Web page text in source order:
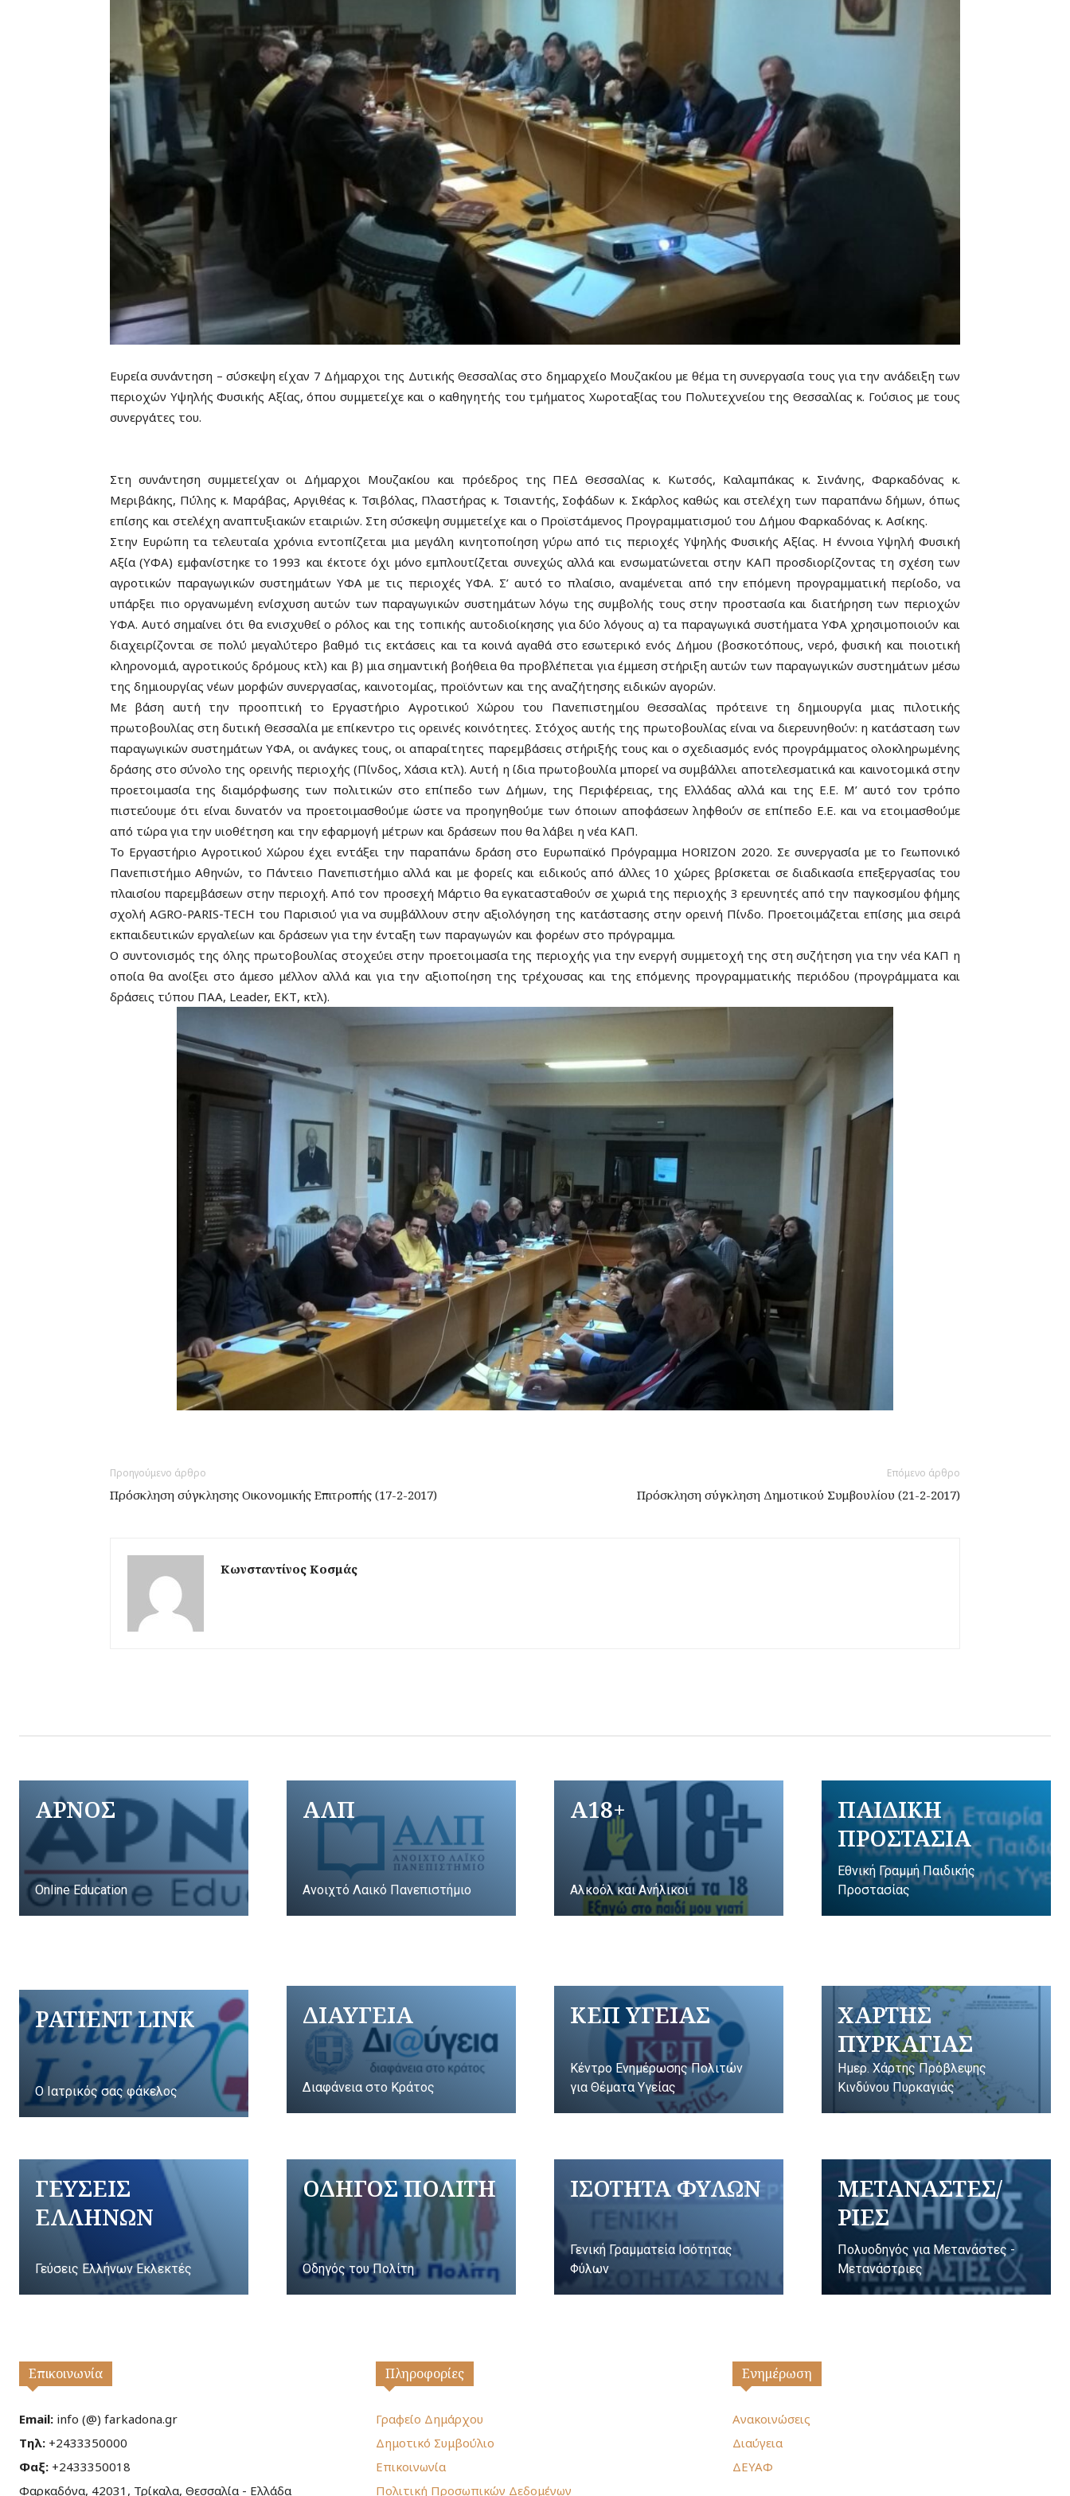
Ευρεία συνάντηση – σύσκεψη είχαν 7 Δήμαρχοι της Δυτικής Θεσσαλίας στο δημαρχείο Μουζακίου με θέμα τη συνεργασία τους για την ανάδειξη των
περιοχών Υψηλής Φυσικής Αξίας, όπου συμμετείχε και ο καθηγητής του τμήματος Χωροταξίας του Πολυτεχνείου της Θεσσαλίας κ. Γούσιος με τους
συνεργάτες του.
Στη συνάντηση συμμετείχαν οι Δήμαρχοι Μουζακίου και πρόεδρος της ΠΕΔ Θεσσαλίας κ. Κωτσός, Καλαμπάκας κ. Σινάνης, Φαρκαδόνας κ.
Μεριβάκης, Πύλης κ. Μαράβας, Αργιθέας κ. Τσιβόλας, Πλαστήρας κ. Τσιαντής, Σοφάδων κ. Σκάρλος καθώς και στελέχη των παραπάνω δήμων, όπως
επίσης και στελέχη αναπτυξιακών εταιριών. Στη σύσκεψη συμμετείχε και ο Προϊστάμενος Προγραμματισμού του Δήμου Φαρκαδόνας κ. Ασίκης.
Στην Ευρώπη τα τελευταία χρόνια εντοπίζεται μια μεγάλη κινητοποίηση γύρω από τις περιοχές Υψηλής Φυσικής Αξίας. Η έννοια Υψηλή Φυσική
Αξία (ΥΦΑ) εμφανίστηκε το 1993 και έκτοτε όχι μόνο εμπλουτίζεται συνεχώς αλλά και ενσωματώνεται στην ΚΑΠ προσδιορίζοντας τη σχέση των
αγροτικών παραγωγικών συστημάτων ΥΦΑ με τις περιοχές ΥΦΑ. Σ’ αυτό το πλαίσιο, αναμένεται από την επόμενη προγραμματική περίοδο, να
υπάρξει πιο οργανωμένη ενίσχυση αυτών των παραγωγικών συστημάτων λόγω της συμβολής τους στην προστασία και διατήρηση των περιοχών
ΥΦΑ. Αυτό σημαίνει ότι θα ενισχυθεί ο ρόλος και της τοπικής αυτοδιοίκησης για δύο λόγους α) τα παραγωγικά συστήματα ΥΦΑ χρησιμοποιούν και
διαχειρίζονται σε πολύ μεγαλύτερο βαθμό τις εκτάσεις και τα κοινά αγαθά στο εσωτερικό ενός Δήμου (βοσκοτόπους, νερό, φυσική και ποιοτική
κληρονομιά, αγροτικούς δρόμους κτλ) και β) μια σημαντική βοήθεια θα προβλέπεται για έμμεση στήριξη αυτών των παραγωγικών συστημάτων μέσω
της δημιουργίας νέων μορφών συνεργασίας, καινοτομίας, προϊόντων και της αναζήτησης ειδικών αγορών.
Με βάση αυτή την προοπτική το Εργαστήριο Αγροτικού Χώρου του Πανεπιστημίου Θεσσαλίας πρότεινε τη δημιουργία μιας πιλοτικής
πρωτοβουλίας στη δυτική Θεσσαλία με επίκεντρο τις ορεινές κοινότητες. Στόχος αυτής της πρωτοβουλίας είναι να διερευνηθούν: η κατάσταση των
παραγωγικών συστημάτων ΥΦΑ, οι ανάγκες τους, οι απαραίτητες παρεμβάσεις στήριξής τους και ο σχεδιασμός ενός προγράμματος ολοκληρωμένης
δράσης στο σύνολο της ορεινής περιοχής (Πίνδος, Χάσια κτλ).Αυτή η ίδια πρωτοβουλία μπορεί να συμβάλλει αποτελεσματικά και καινοτομικά στην
προετοιμασία της διαμόρφωσης των πολιτικών στο επίπεδο των Δήμων, της Περιφέρειας, της Ελλάδας αλλά και της Ε.Ε. Μ’ αυτό τον τρόπο
πιστεύουμε ότι είναι δυνατόν να προετοιμασθούμε ώστε να προηγηθούμε των όποιων αποφάσεων ληφθούν σε επίπεδο Ε.Ε. και να ετοιμασθούμε
από τώρα για την υιοθέτηση και την εφαρμογή μέτρων και δράσεων που θα λάβει η νέα ΚΑΠ.
Το Εργαστήριο Αγροτικού Χώρου έχει εντάξει την παραπάνω δράση στο Ευρωπαϊκό Πρόγραμμα HORIZON 2020. Σε συνεργασία με το Γεωπονικό
Πανεπιστήμιο Αθηνών, το Πάντειο Πανεπιστήμιο αλλά και με φορείς και ειδικούς από άλλες 10 χώρες βρίσκεται σε διαδικασία επεξεργασίας του
πλαισίου παρεμβάσεων στην περιοχή.Από τον προσεχή Μάρτιο θα εγκατασταθούν σε χωριά της περιοχής 3 ερευνητές από την παγκοσμίου φήμης
σχολή AGRO-PARIS-TECH του Παρισιού για να συμβάλλουν στην αξιολόγηση της κατάστασης στην ορεινή Πίνδο. Προετοιμάζεται επίσης μια σειρά
εκπαιδευτικών εργαλείων και δράσεων για την ένταξη των παραγωγών και φορέων στο πρόγραμμα.
Ο συντονισμός της όλης πρωτοβουλίας στοχεύει στην προετοιμασία της περιοχής για την ενεργή συμμετοχή της στη συζήτηση για την νέα ΚΑΠ η
οποία θα ανοίξει στο άμεσο μέλλον αλλά και για την αξιοποίηση της τρέχουσας και της επόμενης προγραμματικής περιόδου (προγράμματα και
δράσεις τύπου ΠΑΑ, Leader, ΕΚΤ, κτλ).
Προηγούμενο άρθρο
Πρόσκληση σύγκλησης Οικονομικής Επιτροπής (17-2-2017)
Επόμενο άρθρο
Πρόσκληση σύγκληση Δημοτικού Συμβουλίου (21-2-2017)
Κωνσταντίνος Κοσμάς
ΑΡΝΟΣ
Online Education
ΑΛΠ
Ανοιχτό Λαικό Πανεπιστήμιο
A18+
Αλκοόλ και Ανήλικοι
ΠΑΙΔΙΚΗ
ΠΡΟΣΤΑΣΙΑ
Εθνική Γραμμή Παιδικής
Προστασίας
PATIENT LINK
Ο Ιατρικός σας φάκελος
ΔΙΑΥΓΕΙΑ
Διαφάνεια στο Κράτος
ΚΕΠ ΥΓΕΙΑΣ
Κέντρο Ενημέρωσης Πολιτών
για Θέματα Υγείας
ΧΑΡΤΗΣ
ΠΥΡΚΑΓΙΑΣ
Ημερ. Χάρτης Πρόβλεψης
Κινδύνου Πυρκαγιάς
ΓΕΥΣΕΙΣ
ΕΛΛΗΝΩΝ
Γεύσεις Ελλήνων Εκλεκτές
ΟΔΗΓΟΣ ΠΟΛΙΤΗ
Οδηγός του Πολίτη
ΙΣΟΤΗΤΑ ΦΥΛΩΝ
Γενική Γραμματεία Ισότητας
Φύλων
ΜΕΤΑΝΑΣΤΕΣ/
ΡΙΕΣ
Πολυοδηγός για Μετανάστες -
Μετανάστριες
Επικοινωνία
Email: info (@) farkadona.gr
Τηλ: +2433350000
Φαξ: +2433350018
Φαρκαδόνα, 42031, Τρίκαλα, Θεσσαλία - Ελλάδα
Πληροφορίες
Γραφείο Δημάρχου
Δημοτικό Συμβούλιο
Επικοινωνία
Πολιτική Προσωπικών Δεδομένων
Ενημέρωση
Ανακοινώσεις
Διαύγεια
ΔΕΥΑΦ